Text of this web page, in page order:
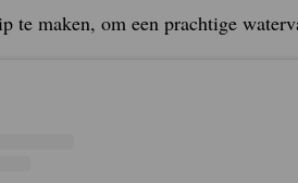
te maken, om een prachtige